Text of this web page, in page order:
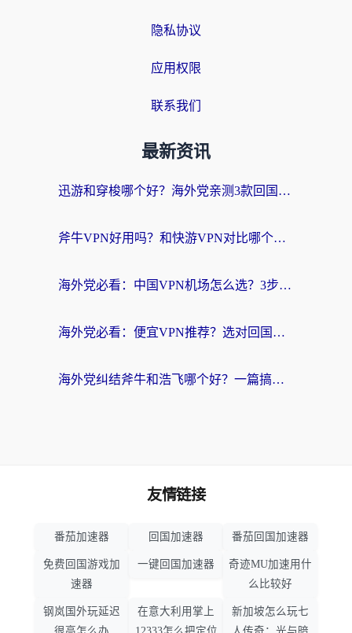
隐私协议
应用权限
联系我们
最新资讯
迅游和穿梭哪个好？海外党亲测3款回国加速器+手游加速对比，附避坑指南
斧牛VPN好用吗？和快游VPN对比哪个回国效果更好？马来西亚留学生亲测分享
海外党必看：中国VPN机场怎么选？3步教你无缝访问国内资源（附避坑指南）
海外党必看：便宜VPN推荐？选对回国加速器才能无缝刷国内剧玩国服
海外党纠结斧牛和浩飞哪个好？一篇搞定回国加速器选择+无缝访问国内资源指南
友情链接
番茄加速器 回国加速器 番茄回国加速器
免费回国游戏加
速器
一键回国加速器
奇迹MU加速用什
么比较好
钢岚国外玩延迟
在意大利用掌上
新加坡怎么玩七